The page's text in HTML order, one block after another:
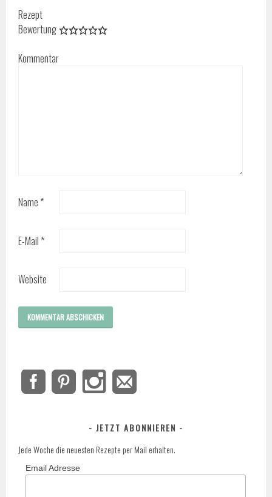
Rezept
Bewertung
Kommentar
Name *
E-Mail *
Website
JETZT ABONNIEREN
Jede Woche die neuesten Rezepte per Mail erhalten.
Email Adresse